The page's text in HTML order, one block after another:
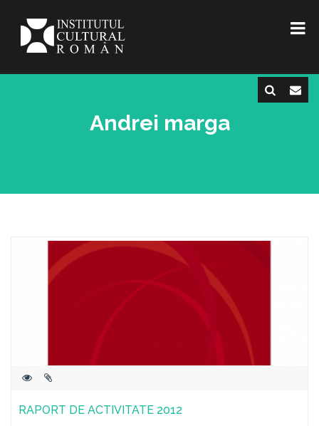
Andrei marga
RAPORT DE ACTIVITATE 2012